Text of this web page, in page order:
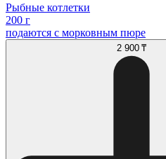
Рыбные котлетки
200 г
подаются с морковным пюре
2 900 ₸